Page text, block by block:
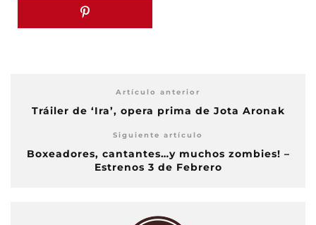
Artículo anterior
Tráiler de ‘Ira’, opera prima de Jota Aronak
Siguiente artículo
Boxeadores, cantantes…y muchos zombies! –
Estrenos 3 de Febrero